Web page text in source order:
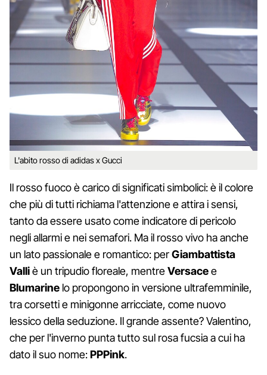
L'abito rosso di adidas x Gucci
Il rosso fuoco è carico di significati simbolici: è il colore
che più di tutti richiama l'attenzione e attira i sensi,
tanto da essere usato come indicatore di pericolo
negli allarmi e nei semafori. Ma il rosso vivo ha anche
un lato passionale e romantico: perGiambattista
Valliè un tripudio floreale, mentreVersacee
Blumarine lo propongono in versione ultrafemminile,
tra corsetti e minigonne arricciate, come nuovo
lessico della seduzione. Il grande assente? Valentino,
che per l'inverno punta tutto sul rosa fucsia a cui ha
dato il suo nome:PPPink.